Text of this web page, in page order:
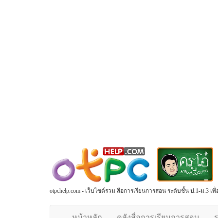
otpchelp.com - เว็บไซต์รวม สื่อการเรียนการสอน ระดับชั้น ป.1-ม.3 เ